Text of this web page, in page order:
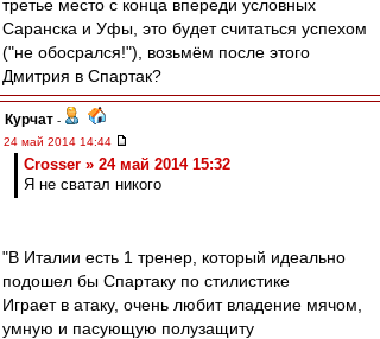
третье место с конца впереди условных
Саранска и Уфы, это будет считаться успехом
("не обосрался!"), возьмём после этого
Дмитрия в Спартак?
Курчат -
24 май 2014 14:44
Crosser » 24 май 2014 15:32
Я не сватал никого
"В Италии есть 1 тренер, который идеально
подошел бы Спартаку по стилистике
Играет в атаку, очень любит владение мячом,
умную и пасующую полузащиту